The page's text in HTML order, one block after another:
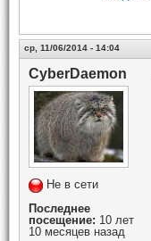
ср, 11/06/2014 - 14:04
CyberDaemon
Не в сети
Последнее
посещение: 10 лет
10 месяцев назад